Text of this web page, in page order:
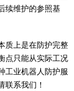
续维护的参照基
质上是在防护完整
点只能从实际工况
工业机器人防护服
联系我们！